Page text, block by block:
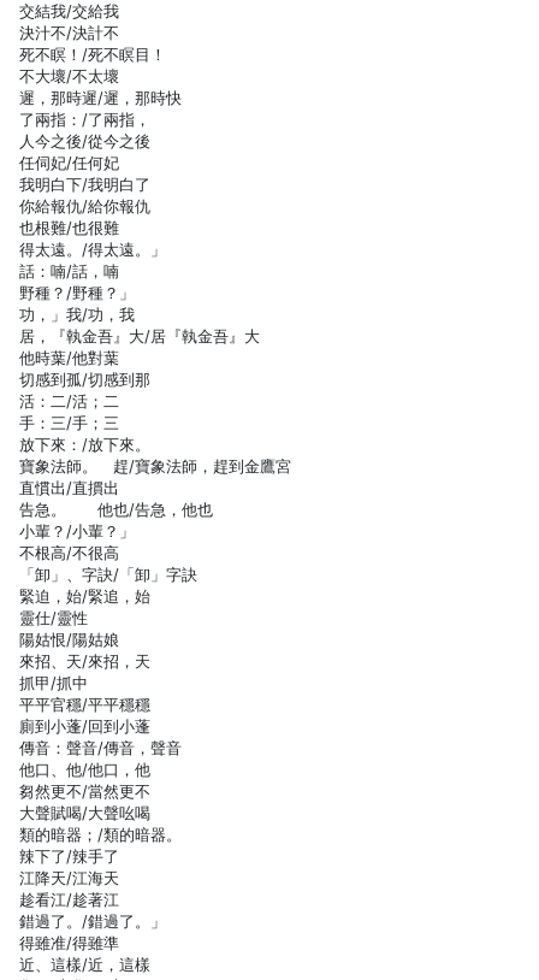
交結我/交給我
決汁不/決計不
死不瞑！/死不瞑目！
不大壞/不太壞
遲，那時遲/遲，那時快
了兩指：/了兩指，
人今之後/從今之後
任伺妃/任何妃
我明白下/我明白了
你給報仇/給你報仇
也根難/也很難
得太遠。/得太遠。」
話：喃/話，喃
野種？/野種？」
功，」我/功，我
居，『執金吾』大/居『執金吾』大
他時葉/他對葉
切感到孤/切感到那
活：二/活；二
手：三/手；三
放下來：/放下來。
寶象法師。 趕/寶象法師，趕到金鷹宮
直慣出/直摜出
告急。 他也/告急，他也
小輩？/小輩？」
不根高/不很高
「卸」、字訣/「卸」字訣
緊迫，始/緊追，始
靈仕/靈性
陽姑恨/陽姑娘
來招、天/來招，天
抓甲/抓中
平平官穩/平平穩穩
廁到小蓬/回到小蓬
傳音：聲音/傳音，聲音
他口、他/他口，他
芻然更不/當然更不
大聲賦喝/大聲吆喝
類的暗器；/類的暗器。
辣下了/辣手了
江降天/江海天
趁看江/趁著江
錯過了。/錯過了。」
得雖准/得雖準
近、這樣/近，這樣